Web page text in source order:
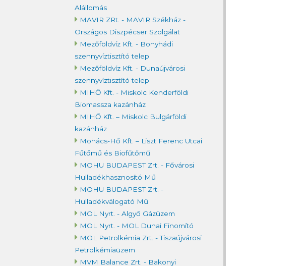
Alállomás
MAVIR ZRt. - MAVIR Székház -
Országos Diszpécser Szolgálat
Mezőföldvíz Kft. - Bonyhádi
szennyvíztisztító telep
Mezőföldvíz Kft. - Dunaújvárosi
szennyvíztisztító telep
MIHŐ Kft. - Miskolc Kenderföldi
Biomassza kazánház
MIHŐ Kft. – Miskolc Bulgárföldi
kazánház
Mohács-Hő Kft. – Liszt Ferenc Utcai
Fűtőmű és Biofűtőmű
MOHU BUDAPEST Zrt. - Fővárosi
Hulladékhasznosító Mű
MOHU BUDAPEST Zrt. -
Hulladékválogató Mű
MOL Nyrt. - Algyő Gázüzem
MOL Nyrt. - MOL Dunai Finomító
MOL Petrolkémia Zrt. - Tiszaújvárosi
Petrolkémiaüzem
MVM Balance Zrt. - Bakonyi